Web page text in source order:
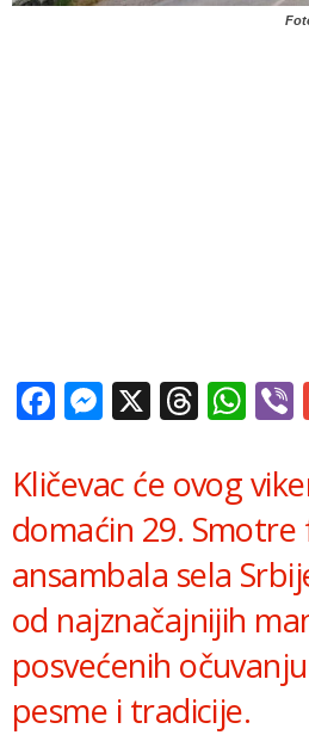
Facebook
Messenger
X
Kličevac će ovog
domaćin 29.
ansambala sela
od najznačajnijih
posvećenih
pesme i tradicije.